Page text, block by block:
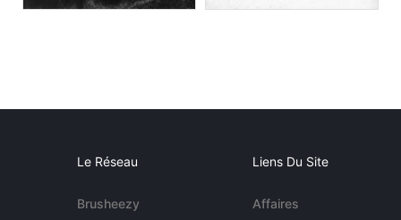
Le Réseau
Brusheezy
Liens Du Site
Affaires